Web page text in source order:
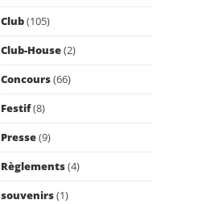
Club(105)
Club-House(2)
Concours(66)
Festif(8)
Presse(9)
Règlements(4)
souvenirs(1)